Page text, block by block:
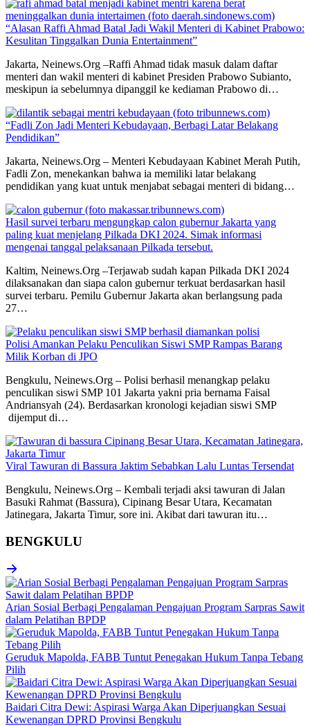
“Alasan Raffi Ahmad Batal Jadi Wakil Menteri di Kabinet Prabowo:
Kesulitan Tinggalkan Dunia Entertainment”
Jakarta, Neinews.Org –Raffi Ahmad tidak masuk dalam daftar
menteri dan wakil menteri di kabinet Presiden Prabowo Subianto,
meskipun ia sebelumnya dipanggil ke kediaman Prabowo di…
“Fadli Zon Jadi Menteri Kebudayaan, Berbagi Latar Belakang
Pendidikan”
Jakarta, Neinews.Org – Menteri Kebudayaan Kabinet Merah Putih,
Fadli Zon, menekankan bahwa ia memiliki latar belakang
pendidikan yang kuat untuk menjabat sebagai menteri di bidang…
Hasil survei terbaru mengungkap calon gubernur Jakarta yang
paling kuat menjelang Pilkada DKI 2024. Simak informasi
mengenai tanggal pelaksanaan Pilkada tersebut.
Kaltim, Neinews.Org –Terjawab sudah kapan Pilkada DKI 2024
dilaksanakan dan siapa calon gubernur terkuat berdasarkan hasil
survei terbaru. Pemilu Gubernur Jakarta akan berlangsung pada
27…
Polisi Amankan Pelaku Penculikan Siswi SMP Rampas Barang
Milik Korban di JPO
Bengkulu, Neinews.Org – Polisi berhasil menangkap pelaku
penculikan siswi SMP 101 Jakarta yakni pria bernama Faisal
Andriansyah (24). Berdasarkan kronologi kejadian siswi SMP
dijemput di…
Viral Tawuran di Bassura Jaktim Sebabkan Lalu Luntas Tersendat
Bengkulu, Neinews.Org – Kembali terjadi aksi tawuran di Jalan
Basuki Rahmat (Bassura), Cipinang Besar Utara, Kecamatan
Jatinegara, Jakarta Timur, sore ini. Akibat dari tawuran itu…
BENGKULU
Arian Sosial Berbagi Pengalaman Pengajuan Program Sarpras Sawit
dalam Pelatihan BPDP
Geruduk Mapolda, FABB Tuntut Penegakan Hukum Tanpa Tebang
Pilih
Baidari Citra Dewi: Aspirasi Warga Akan Diperjuangkan Sesuai
Kewenangan DPRD Provinsi Bengkulu